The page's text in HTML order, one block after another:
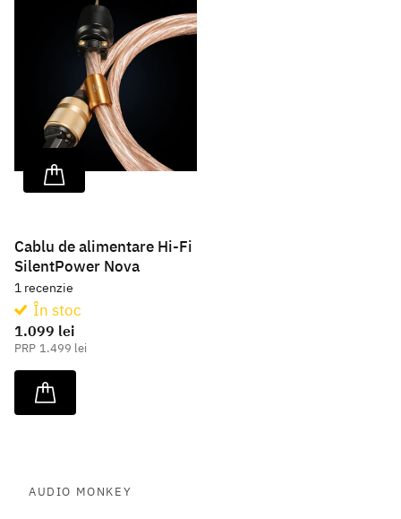
Cablu de alimentare Hi-Fi
SilentPower Nova
1 recenzie
În stoc
1.099 lei
1.499 lei
AUDIO MONKEY